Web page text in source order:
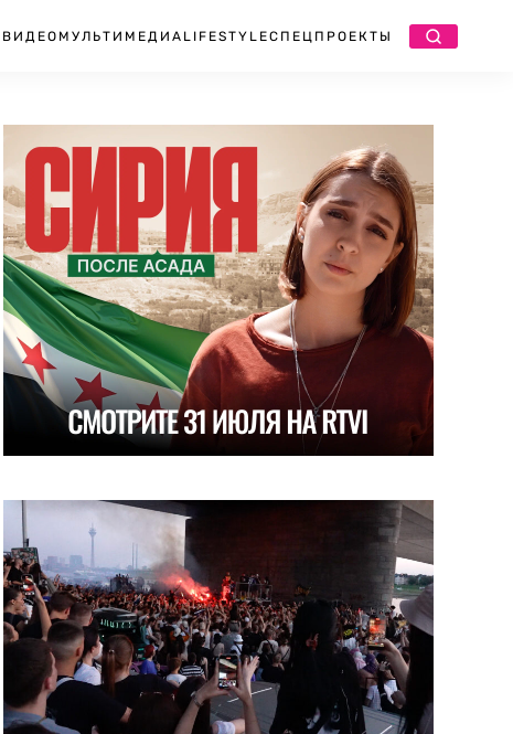
ВИДЕО МУЛЬТИМЕДИА LIFESTYLEСПЕЦПРОЕКТЫ